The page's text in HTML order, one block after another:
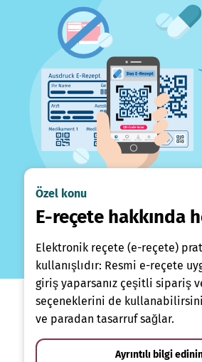
Özel konu
E-reçete hakkında
Elektronik reçete (e-reçete)
kullanışlıdır: Resmi e-reçete
giriş yaparsanız çeşitli sipariş
seçeneklerini de
ve paradan tasarruf sağlar.
Ayrıntılı bilgi